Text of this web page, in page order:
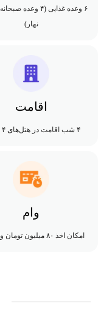
نهار)
اقامت
۴ شب اقامت در هتل‌های ۴ ستاره
وام
امکان اخذ ۸۰ میلیون تومان وام سفر